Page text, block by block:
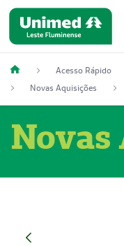
Acesso Rápido
Novas Aquisições
Novas